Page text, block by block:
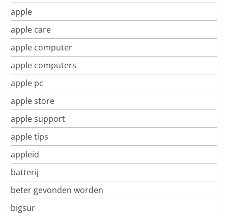
apple
apple care
apple computer
apple computers
apple pc
apple store
apple support
apple tips
appleid
batterij
beter gevonden worden
bigsur